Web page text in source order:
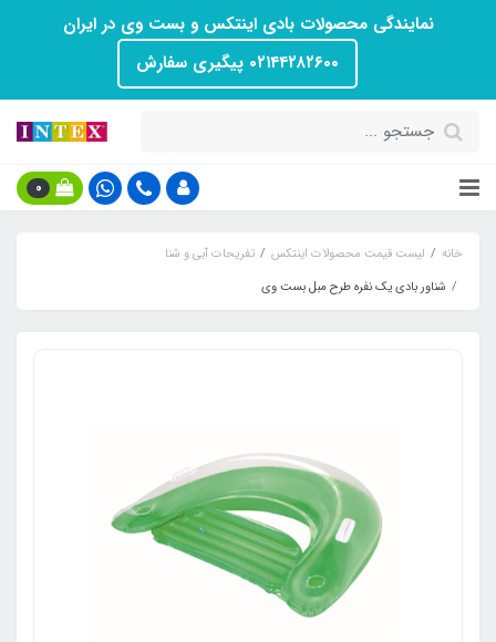
نمایندگی محصولات بادی اینتکس و بست وی در ایران
۰۲۱۴۴۲۸۲۶۰۰ پیگیری سفارش
0
خانه لیست قیمت محصولات اینتکس
تفریحات آبی و شنا
شناور بادی یک نفره طرح مبل بست وی